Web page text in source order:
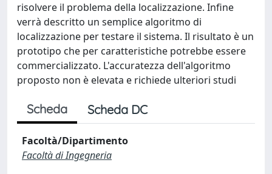
risolvere il problema della localizzazione. Infine
verrà descritto un semplice algoritmo di
localizzazione per testare il sistema. Il risultato è un
prototipo che per caratteristiche potrebbe essere
commercializzato. L'accuratezza dell'algoritmo
proposto non è elevata e richiede ulteriori studi
Scheda Scheda DC
Facoltà/Dipartimento
Facoltà di Ingegneria